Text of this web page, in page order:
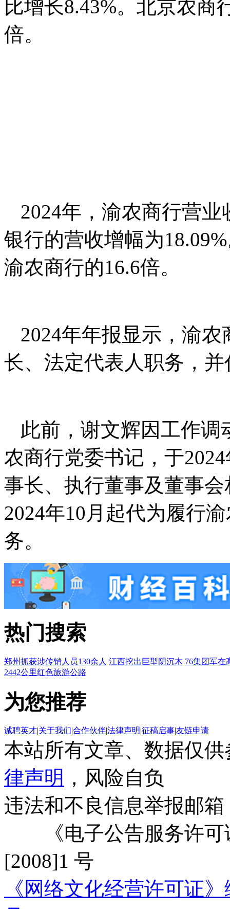
比增长8.43%。北京农商
倍。
2024年，渝农商行营
银行的营收增幅为
渝农商行的16.6倍。
2024年年报显示，渝
长、法定代表人职务，
此前，谢文辉因工作调
农商行党委书记，于
事长、执行董事及董事
2024年10月起代为履行
务。
热门搜索
郑州抓获涉传销人员130余人 江西挖出巨型阴沉木 76集团军在
2442公里红色旅游公路
为您推荐
诚聘英才|关于我们|合作伙伴|法律声明|征稿启事|友链申请
本站所有文章、数据仅
律声明 ，风险自负
违法和不良信息举报邮箱
《电子公告服务许可
[2008]1 号
《网络文化经营许可证